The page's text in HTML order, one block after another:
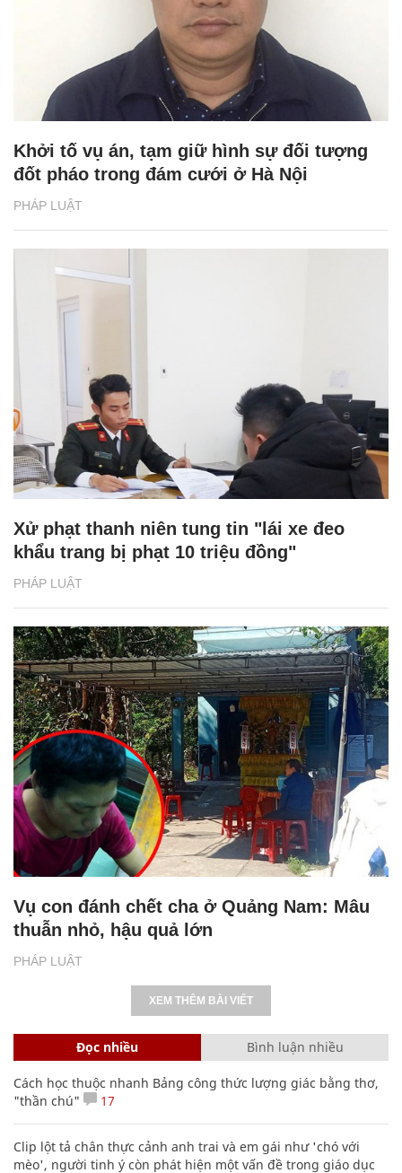
PHÁP LUẬT
Khởi tố vụ án, tạm giữ hình sự đối tượng
đốt pháo trong đám cưới ở Hà Nội
PHÁP LUẬT
Xử phạt thanh niên tung tin "lái xe đeo
khẩu trang bị phạt 10 triệu đồng"
PHÁP LUẬT
Vụ con đánh chết cha ở Quảng Nam: Mâu
thuẫn nhỏ, hậu quả lớn
XEM THÊM BÀI VIẾT
Đọc nhiều Bình luận nhiều
Cách học thuộc nhanh Bảng công thức lượng giác bằng thơ,
"thần chú"
17
Clip lột tả chân thực cảnh anh trai và em gái như 'chó với
mèo', người tinh ý còn phát hiện một vấn đề trong giáo dục